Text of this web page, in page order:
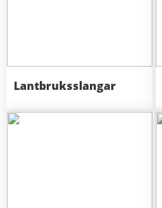
Lantbruksslangar